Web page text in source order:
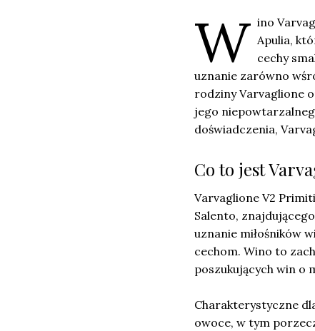
W ino
Apulia,
cechy
uznanie zarówno
rodziny Varvaglione
jego
doświadczenia,
Co to jest
Varvaglione V2
Salento,
uznanie miłośników
cechom. Wino to
poszukujących win o
Charakterystyczne
owoce, w tym